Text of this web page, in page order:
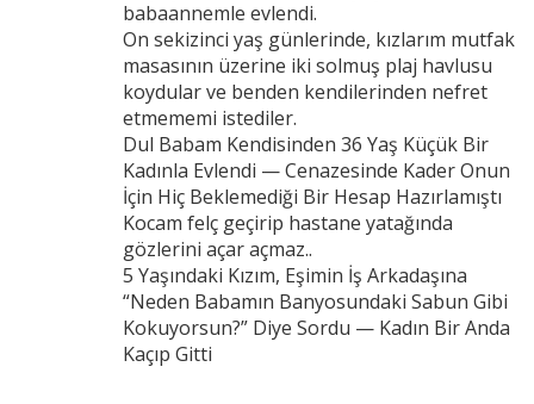
babaannemle evlendi.
On sekizinci yaş günlerinde, kızlarım mutfak
masasının üzerine iki solmuş plaj havlusu
koydular ve benden kendilerinden nefret
etmememi istediler.
Dul Babam Kendisinden 36 Yaş Küçük Bir
Kadınla Evlendi — Cenazesinde Kader Onun
İçin Hiç Beklemediği Bir Hesap Hazırlamıştı
Kocam felç geçirip hastane yatağında
gözlerini açar açmaz..
5 Yaşındaki Kızım, Eşimin İş Arkadaşına
“Neden Babamın Banyosundaki Sabun Gibi
Kokuyorsun?” Diye Sordu — Kadın Bir Anda
Kaçıp Gitti